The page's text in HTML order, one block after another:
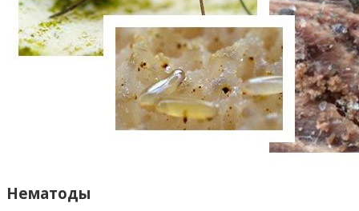
Нематоды